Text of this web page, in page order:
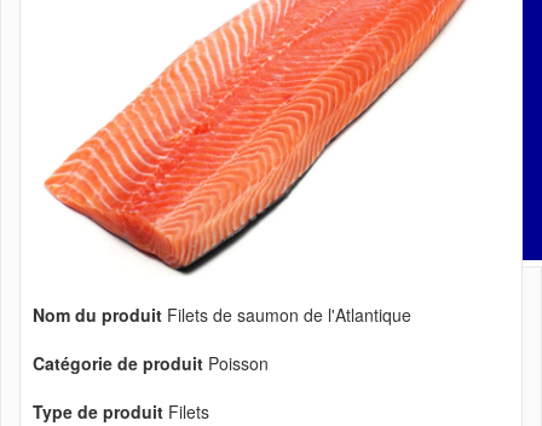
Nom du produit Filets de saumon de l'Atlantique
Catégorie de produit Poisson
Type de produit Filets